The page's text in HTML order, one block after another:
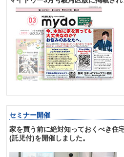
セミナー開催
家を買う前に絶対知っておくべき住
(託児付)を開催しました。